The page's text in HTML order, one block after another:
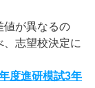
値が異なるの
志望校決定に
度進研模試3年